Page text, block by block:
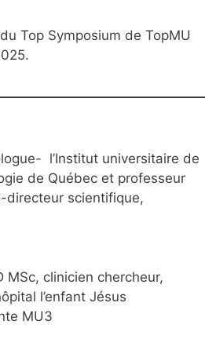
Top Symposium de TopMU
l’Institut universitaire de
de Québec et professeur
directeur scientifique,
MSc, clinicien chercheur,
l’enfant Jésus
MU3